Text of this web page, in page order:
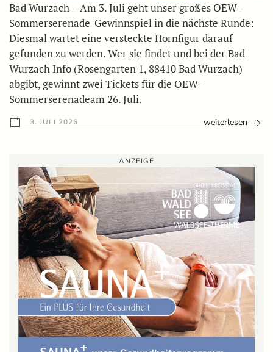
Bad Wurzach – Am 3. Juli geht unser großes OEW-
Sommerserenade-Gewinnspiel in die nächste Runde:
Diesmal wartet eine versteckte Hornfigur darauf
gefunden zu werden. Wer sie findet und bei der Bad
Wurzach Info (Rosengarten 1, 88410 Bad Wurzach)
abgibt, gewinnt zwei Tickets für die OEW-
Sommerserenadeam 26. Juli.
3. JULI 2026 weiterlesen
ANZEIGE